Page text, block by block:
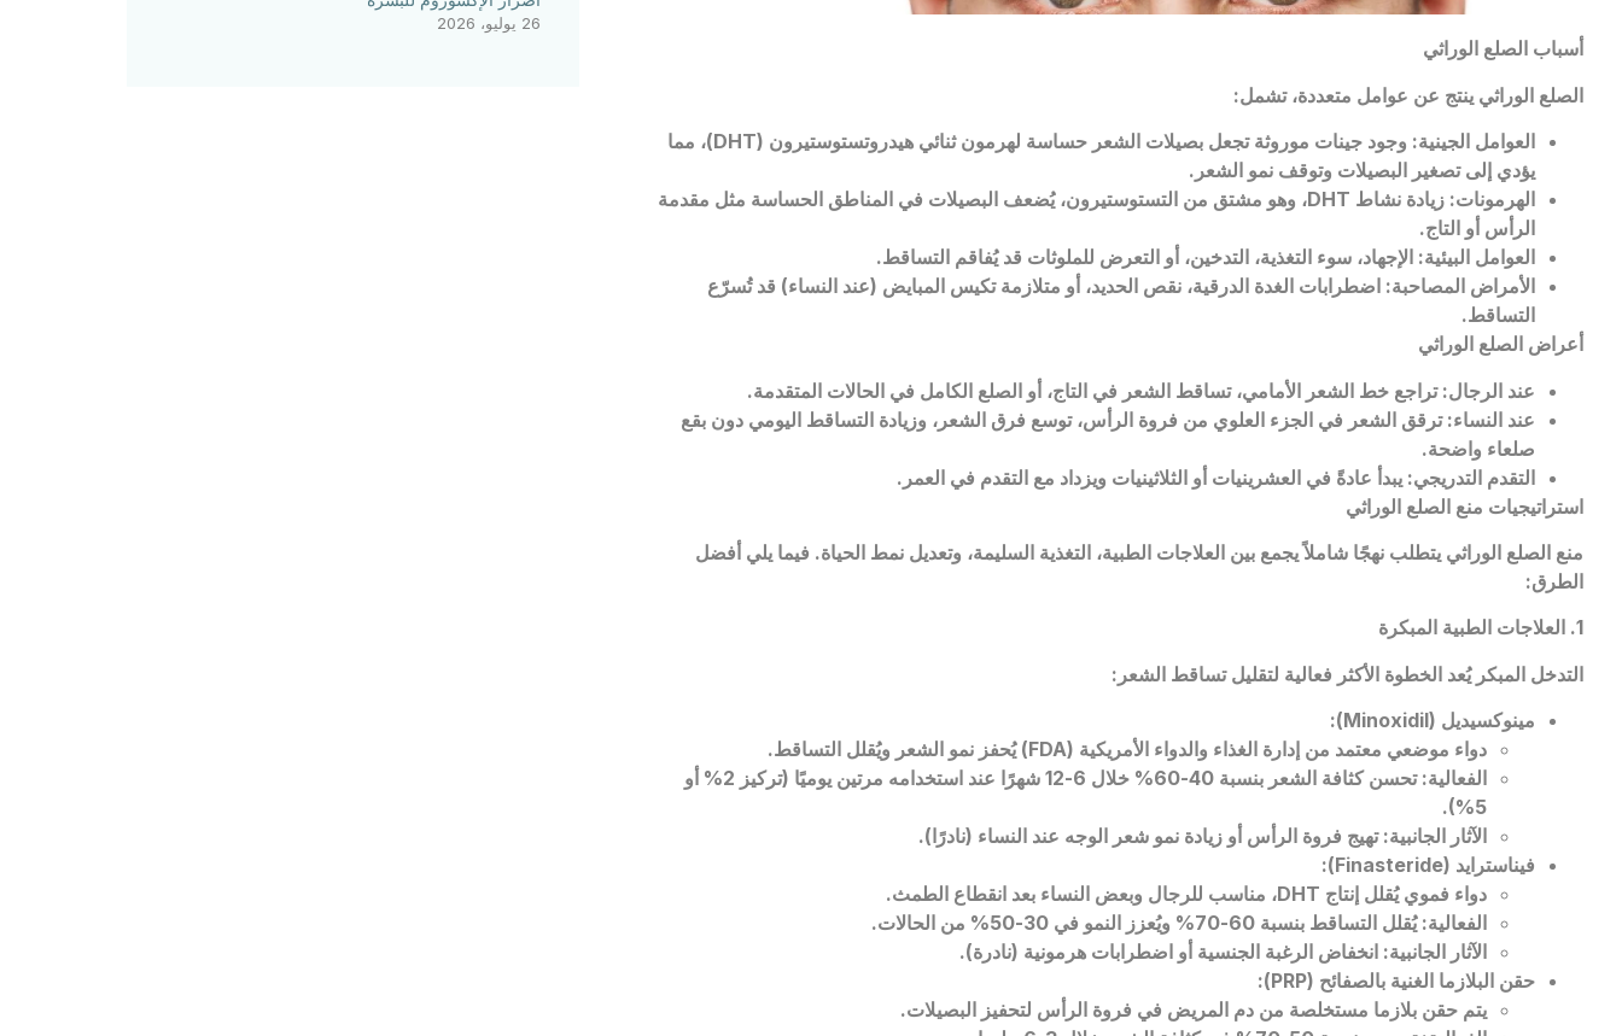
أسباب الصلع الوراثي
الصلع الوراثي ينتج عن عوامل متعددة، تشمل:
العوامل الجينية: وجود جينات موروثة تجعل بصيلات الشعر حساسة لهرمون ثنائي هيدروتستوستيرون (DHT)، مما
يؤدي إلى تصغير البصيلات وتوقف نمو الشعر.
الهرمونات: زيادة نشاط DHT، وهو مشتق من التستوستيرون، يُضعف البصيلات في المناطق الحساسة مثل مقدمة
الرأس أو التاج.
العوامل البيئية: الإجهاد، سوء التغذية، التدخين، أو التعرض للملوثات قد يُفاقم التساقط.
الأمراض المصاحبة: اضطرابات الغدة الدرقية، نقص الحديد، أو متلازمة تكيس المبايض (عند النساء) قد تُسرّع
التساقط.
أعراض الصلع الوراثي
عند الرجال: تراجع خط الشعر الأمامي، تساقط الشعر في التاج، أو الصلع الكامل في الحالات المتقدمة.
عند النساء: ترقق الشعر في الجزء العلوي من فروة الرأس، توسع فرق الشعر، وزيادة التساقط اليومي دون بقع
صلعاء واضحة.
التقدم التدريجي: يبدأ عادةً في العشرينيات أو الثلاثينيات ويزداد مع التقدم في العمر.
استراتيجيات منع الصلع الوراثي
منع الصلع الوراثي يتطلب نهجًا شاملاً يجمع بين العلاجات الطبية، التغذية السليمة، وتعديل نمط الحياة. فيما يلي أفضل
الطرق:
1. العلاجات الطبية المبكرة
التدخل المبكر يُعد الخطوة الأكثر فعالية لتقليل تساقط الشعر:
مينوكسيديل (Minoxidil
):
دواء موضعي معتمد من إدارة الغذاء والدواء الأمريكية (FDA) يُحفز نمو الشعر ويُقلل التساقط.
الفعالية: تحسن كثافة الشعر بنسبة 40-60% خلال 6-12 شهرًا عند استخدامه مرتين يوميًا (تركيز 2% أو
5%).
الآثار الجانبية: تهيج فروة الرأس أو زيادة نمو شعر الوجه عند النساء (نادرًا).
فيناسترايد (Finasteride
):
دواء فموي يُقلل إنتاج DHT، مناسب للرجال وبعض النساء بعد انقطاع الطمث.
الفعالية: يُقلل التساقط بنسبة 60-70% ويُعزز النمو في 30-50% من الحالات.
الآثار الجانبية: انخفاض الرغبة الجنسية أو اضطرابات هرمونية (نادرة).
حقن البلازما الغنية بالصفائح (PRP
):
يتم حقن بلازما مستخلصة من دم المريض في فروة الرأس لتحفيز البصيلات.
26 يوليو، 2026